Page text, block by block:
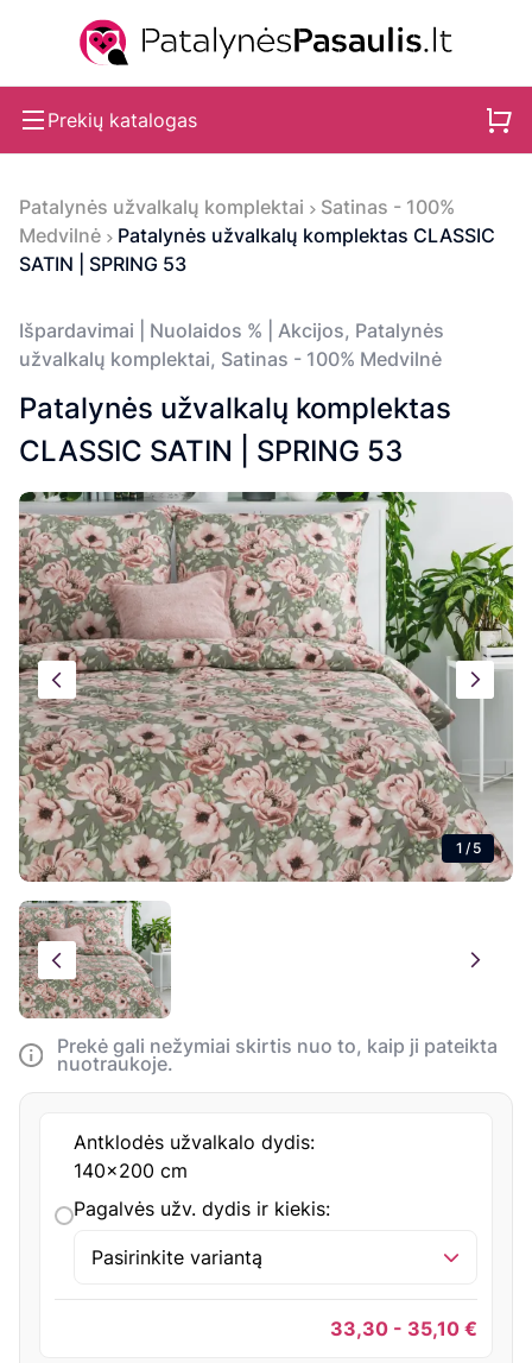
Prekių katalogas
Patalynės užvalkalų komplektai
Satinas - 100%
Medvilnė
Patalynės užvalkalų komplektas CLASSIC
SATIN | SPRING 53
Išpardavimai | Nuolaidos % | Akcijos, Patalynės
užvalkalų komplektai, Satinas - 100% Medvilnė
Patalynės užvalkalų komplektas
CLASSIC SATIN | SPRING 53
1 / 5
Prekė gali nežymiai skirtis nuo to, kaip ji pateikta
nuotraukoje.
Antklodės užvalkalo dydis:
140x200 cm
Pagalvės užv. dydis ir kiekis:
Pasirinkite variantą
33,30 - 35,10 €